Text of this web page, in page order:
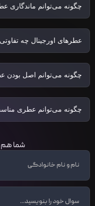
چگونه می‌توانم ماندگاری
عطرهای اورجینال چه تفاوتی
چگونه می‌توانم اصل بودن
چگونه می‌توانم عطری مناسب
شما هم